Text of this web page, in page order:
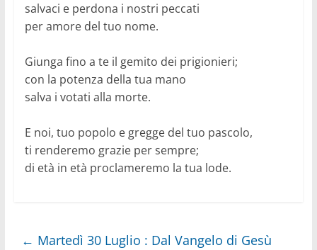
salvaci e perdona i nostri peccati
per amore del tuo nome.
Giunga fino a te il gemito dei prigionieri;
con la potenza della tua mano
salva i votati alla morte.
E noi, tuo popolo e gregge del tuo pascolo,
ti renderemo grazie per sempre;
di età in età proclameremo la tua lode.
← Martedì 30 Luglio : Dal Vangelo di Gesù